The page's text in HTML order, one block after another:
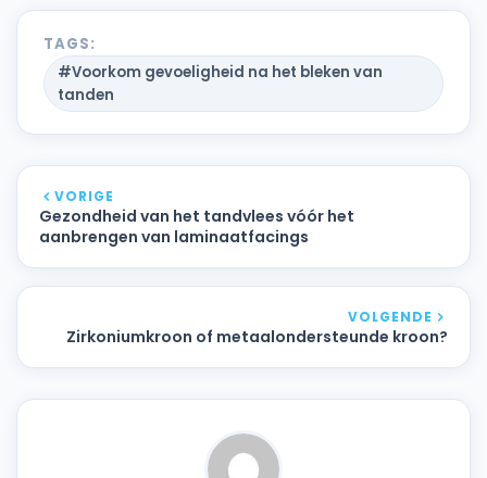
TAGS:
#Voorkom gevoeligheid na het bleken van
tanden
VORIGE
Gezondheid van het tandvlees vóór het
aanbrengen van laminaatfacings
VOLGENDE
Zirkoniumkroon of metaalondersteunde kroon?